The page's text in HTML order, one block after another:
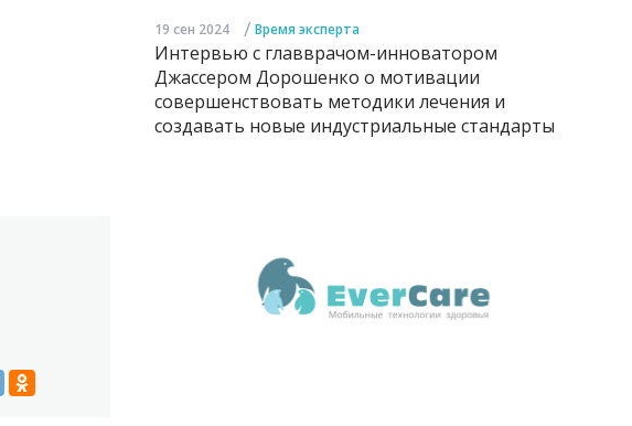
19 сен 2024 / Время эксперта
Интервью с главврачом-инноватором
Джассером Дорошенко о мотивации
совершенствовать методики лечения и
создавать новые индустриальные стандарты